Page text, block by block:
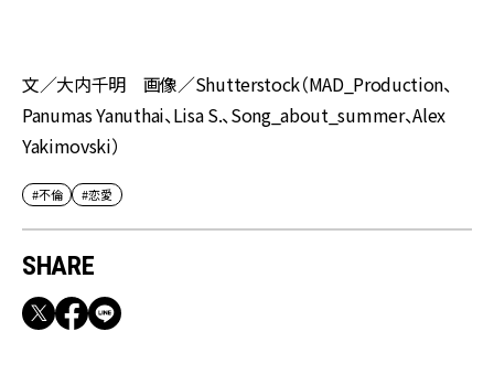
文／大内千明 画像／Shutterstock（MAD_Production、
Panumas Yanuthai、Lisa S.、Song_about_summer、Alex
Yakimovski）
#不倫 #恋愛
SHARE